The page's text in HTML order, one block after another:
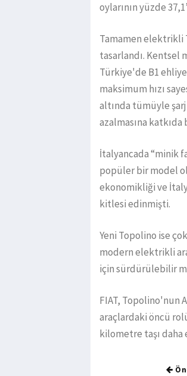
oylarının yüzde
Tamamen elektrikli
tasarlandı. Kentsel
Türkiye'de B1
maksimum hızı
altında tümüyle
azalmasına
İtalyancada “minik
popüler bir model
ekonomikliği ve
kitlesi edinmişti.
Yeni Topolino ise
modern elektrikli
için sürdürülebilir
FIAT, Topolino'nun
araçlardaki öncü
kilometre taşı daha